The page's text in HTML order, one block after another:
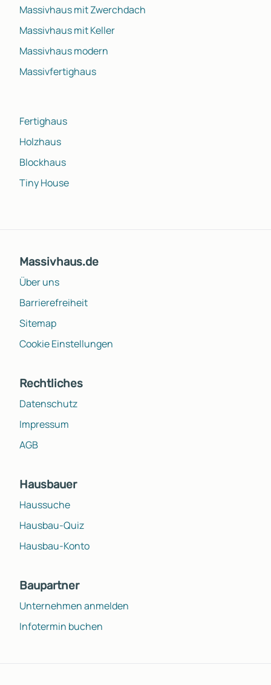
Massivhaus mit Zwerchdach
Massivhaus mit Keller
Massivhaus modern
Massivfertighaus
Fertighaus
Holzhaus
Blockhaus
Tiny House
Massivhaus.de
Über uns
Barrierefreiheit
Sitemap
Cookie Einstellungen
Rechtliches
Datenschutz
Impressum
AGB
Hausbauer
Haussuche
Hausbau-Quiz
Hausbau-Konto
Baupartner
Unternehmen anmelden
Infotermin buchen